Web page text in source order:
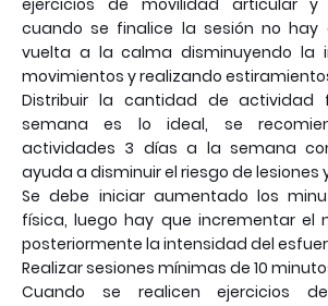
ejercicios de movilidad articular y
cuando se finalice la sesión no hay
vuelta a la calma disminuyendo la
movimientos y realizando
Distribuir la cantidad de actividad
semana es lo ideal, se
actividades 3 días a la semana
ayuda a disminuir el riesgo de lesiones
Se debe iniciar aumentado los
física, luego hay que incrementar el
posteriormente la intensidad del
Realizar sesiones mínimas de 10
Cuando se realicen ejercicios